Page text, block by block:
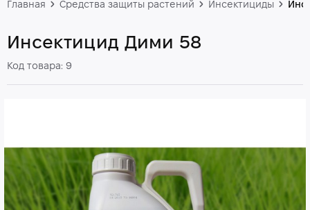
Главная Средства защиты растений Инсектициды
Инсектицид Дими 58
Код товара: 9